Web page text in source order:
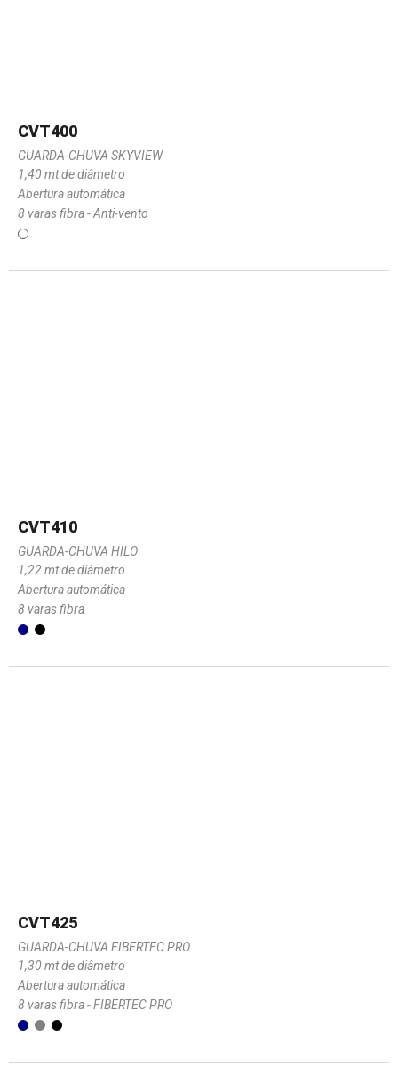
CVT400
GUARDA-CHUVA SKYVIEW
1,40 mt de diâmetro
Abertura automática
8 varas fibra - Anti-vento
CVT410
GUARDA-CHUVA HILO
1,22 mt de diâmetro
Abertura automática
8 varas fibra
CVT425
GUARDA-CHUVA FIBERTEC PRO
1,30 mt de diâmetro
Abertura automática
8 varas fibra - FIBERTEC PRO